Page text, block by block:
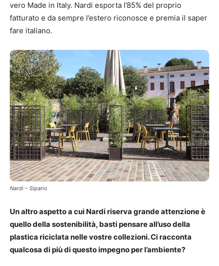
vero Made in Italy. Nardi esporta l’85% del proprio
fatturato e da sempre l’estero riconosce e premia il saper
fare italiano.
Nardi – Sipario
Un altro aspetto a cui Nardi riserva grande attenzione è
quello della sostenibilità, basti pensare all’uso della
plastica riciclata nelle vostre collezioni. Ci racconta
qualcosa di più di questo impegno per l’ambiente?